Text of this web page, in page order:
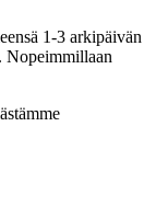
1-3 arkipäivän
Nopeimmillaan